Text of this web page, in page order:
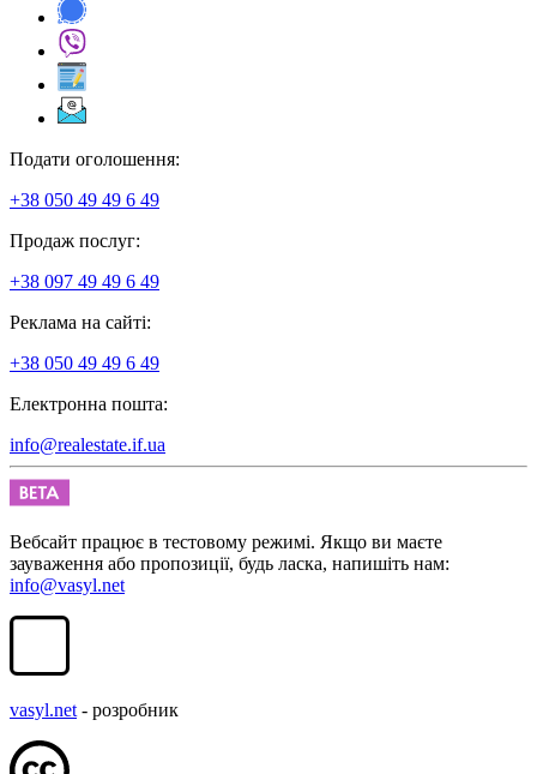
Подати оголошення:
+38 050 49 49 6 49
Продаж послуг:
+38 097 49 49 6 49
Реклама на сайті:
+38 050 49 49 6 49
Електронна пошта:
info@realestate.if.ua
Вебсайт працює в тестовому режимі. Якщо ви маєте
зауваження або пропозиції, будь ласка, напишіть нам:
info@vasyl.net
vasyl.net - розробник